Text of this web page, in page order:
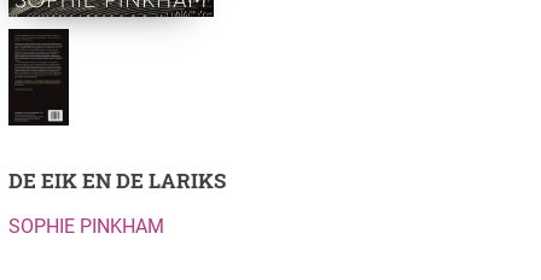
DE EIK EN DE LARIKS
SOPHIE PINKHAM